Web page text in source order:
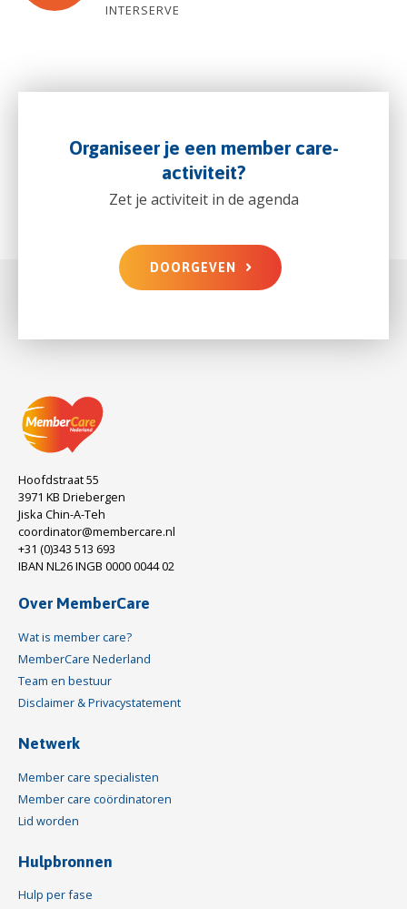
INTERSERVE
Organiseer je een member care-
activiteit?
Zet je activiteit in de agenda
DOORGEVEN
Hoofdstraat 55
3971 KB Driebergen
Jiska Chin-A-Teh
coordinator@membercare.nl
+31 (0)343 513 693
IBAN NL26 INGB 0000 0044 02
Over MemberCare
Wat is member care?
MemberCare Nederland
Team en bestuur
Disclaimer & Privacystatement
Netwerk
Member care specialisten
Member care coördinatoren
Lid worden
Hulpbronnen
Hulp per fase